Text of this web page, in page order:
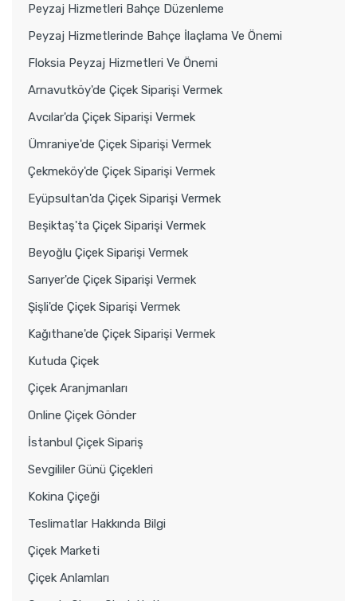
Peyzaj Hizmetleri Bahçe Düzenleme
Peyzaj Hizmetlerinde Bahçe İlaçlama Ve Önemi
Floksia Peyzaj Hizmetleri Ve Önemi
Arnavutköy'de Çiçek Siparişi Vermek
Avcılar'da Çiçek Siparişi Vermek
Ümraniye'de Çiçek Siparişi Vermek
Çekmeköy'de Çiçek Siparişi Vermek
Eyüpsultan'da Çiçek Siparişi Vermek
Beşiktaş'ta Çiçek Siparişi Vermek
Beyoğlu Çiçek Siparişi Vermek
Sarıyer'de Çiçek Siparişi Vermek
Şişli'de Çiçek Siparişi Vermek
Kağıthane'de Çiçek Siparişi Vermek
Kutuda Çiçek
Çiçek Aranjmanları
Online Çiçek Gönder
İstanbul Çiçek Sipariş
Sevgililer Günü Çiçekleri
Kokina Çiçeği
Teslimatlar Hakkında Bilgi
Çiçek Marketi
Çiçek Anlamları